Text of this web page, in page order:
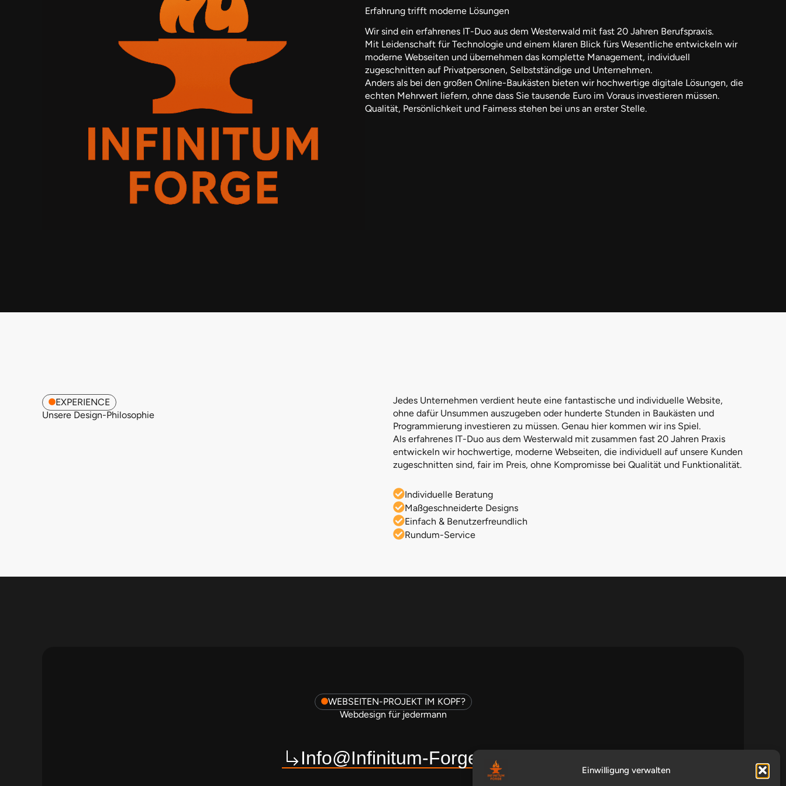
Einwilligung verwalten
Erfahrung trifft moderne Lösungen
Wir sind ein erfahrenes IT-Duo aus dem Westerwald mit fast 20 Jahren Berufspraxis.
Mit Leidenschaft für Technologie und einem klaren Blick fürs Wesentliche entwickeln wir
moderne Webseiten und übernehmen das komplette Management, individuell
zugeschnitten auf Privatpersonen, Selbstständige und Unternehmen.
Anders als bei den großen Online-Baukästen bieten wir hochwertige digitale Lösungen, die
echten Mehrwert liefern, ohne dass Sie tausende Euro im Voraus investieren müssen.
Qualität, Persönlichkeit und Fairness stehen bei uns an erster Stelle.
EXPERIENCE
Unsere Design-Philosophie
Jedes Unternehmen verdient heute eine fantastische und individuelle Website,
ohne dafür Unsummen auszugeben oder hunderte Stunden in Baukästen und
Programmierung investieren zu müssen. Genau hier kommen wir ins Spiel.
Als erfahrenes IT-Duo aus dem Westerwald mit zusammen fast 20 Jahren Praxis
entwickeln wir hochwertige, moderne Webseiten, die individuell auf unsere Kunden
zugeschnitten sind, fair im Preis, ohne Kompromisse bei Qualität und Funktionalität.
Individuelle Beratung
Maßgeschneiderte Designs
Einfach & Benutzerfreundlich
Rundum-Service
WEBSEITEN-PROJEKT IM KOPF?
Webdesign für jedermann
Info@Infinitum-Forge.de